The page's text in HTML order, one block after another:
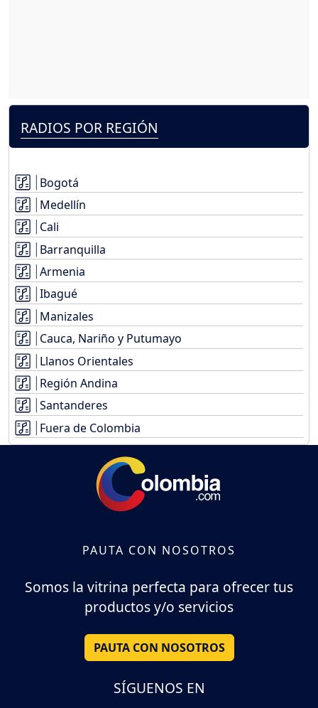
RADIOS POR REGIÓN
Bogotá
Medellín
Cali
Barranquilla
Armenia
Ibagué
Manizales
Cauca, Nariño y Putumayo
Llanos Orientales
Región Andina
Santanderes
Fuera de Colombia
PAUTA CON NOSOTROS
Somos la vitrina perfecta para ofrecer tus
productos y/o servicios
PAUTA CON NOSOTROS
SÍGUENOS EN